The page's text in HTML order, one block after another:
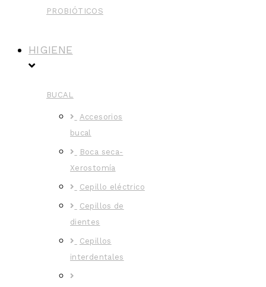
PROBIÓTICOS
HIGIENE
BUCAL
Accesorios
bucal
Boca seca-
Xerostomía
Cepillo eléctrico
Cepillos de
dientes
Cepillos
interdentales